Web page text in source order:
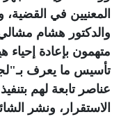
المعنيين في
والدكتور هشام
متهمون بإعادة إحياء
تأسيس ما يعرف
عناصر تابعة لهم
الاستقرار، ونشر